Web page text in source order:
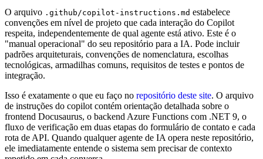
O arquivo .github/copilot-instructions.md estabelece
convenções em nível de projeto que cada interação do Copilot
respeita, independentemente de qual agente está ativo. Este é o
"manual operacional" do seu repositório para a IA. Pode incluir
padrões arquiteturais, convenções de nomenclatura, escolhas
tecnológicas, armadilhas comuns, requisitos de testes e pontos de
integração.
Isso é exatamente o que eu faço no repositório deste site. O arquivo
de instruções do copilot contém orientação detalhada sobre o
frontend Docusaurus, o backend Azure Functions com .NET 9, o
fluxo de verificação em duas etapas do formulário de contato e cada
rota de API. Quando qualquer agente de IA opera neste repositório,
ele imediatamente entende o sistema sem precisar de contexto